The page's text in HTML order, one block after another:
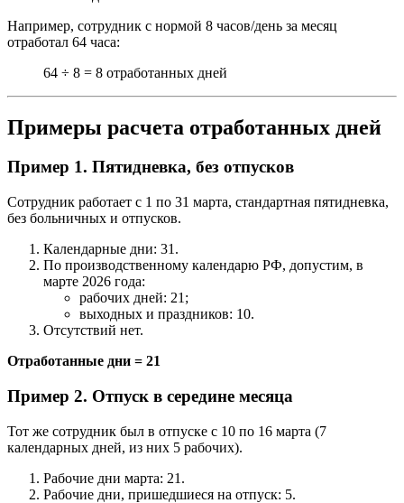
Например, сотрудник с нормой 8 часов/день за месяц
отработал 64 часа:
64 ÷ 8 = 8 отработанных дней
Примеры расчета отработанных дней
Пример 1. Пятидневка, без отпусков
Сотрудник работает с 1 по 31 марта, стандартная пятидневка,
без больничных и отпусков.
Календарные дни: 31.
По производственному календарю РФ, допустим, в
марте 2026 года:
рабочих дней: 21;
выходных и праздников: 10.
Отсутствий нет.
Отработанные дни = 21
Пример 2. Отпуск в середине месяца
Тот же сотрудник был в отпуске с 10 по 16 марта (7
календарных дней, из них 5 рабочих).
Рабочие дни марта: 21.
Рабочие дни, пришедшиеся на отпуск: 5.